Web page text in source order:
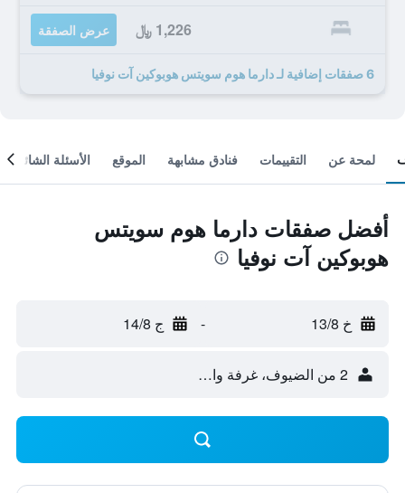
1,226 ﷼ عرض الصفقة
6 صفقات إضافية لـ دارما هوم سويتس هوبوكين آت نوفيا
لمحة عن التقييمات فنادق مشابهة الموقع الأسئلة الشائعة
أفضل صفقات دارما هوم سويتس
هوبوكين آت نوفيا
خ 13/8 - ج 14/8
2 من الضيوف، غرفة واحدة